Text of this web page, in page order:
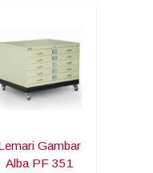
Gambar
Alba PF 351